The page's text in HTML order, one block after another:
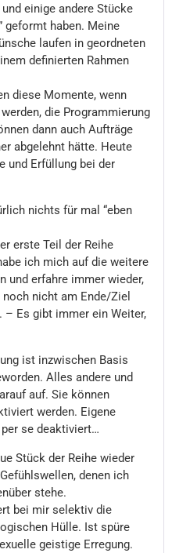
einige andere Stücke
geformt haben. Meine
laufen in geordneten
definierten Rahmen
diese Momente, wenn
die Programmierung
dann auch Aufträge
abgelehnt hätte. Heute
und Erfüllung bei der
nichts für mal “eben
erste Teil der Reihe
ich mich auf die weitere
und erfahre immer wieder,
nicht am Ende/Ziel
– Es gibt immer ein Weiter,
ist inzwischen Basis
Alles andere und
auf. Sie können
werden. Eigene
se deaktiviert…
Stück der Reihe wieder
denen ich
stehe.
bei mir selektiv die
Hülle. Ist spüre
geistige Erregung.